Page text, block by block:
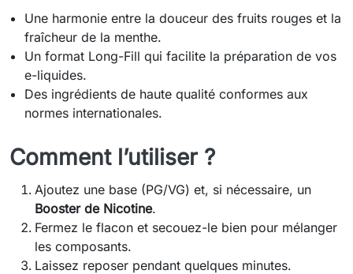
Une harmonie entre la douceur des fruits rouges et la
fraîcheur de la menthe.
Un format Long-Fill qui facilite la préparation de vos
e-liquides.
Des ingrédients de haute qualité conformes aux
normes internationales.
Comment l’utiliser ?
Ajoutez une base (PG/VG) et, si nécessaire, un
Booster de Nicotine.
Fermez le flacon et secouez-le bien pour mélanger
les composants.
Laissez reposer pendant quelques minutes.